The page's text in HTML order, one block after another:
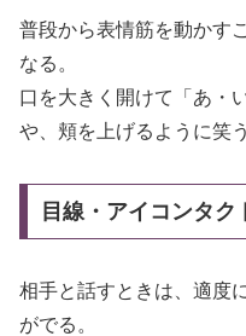
普段から表情筋を動かす
なる。
口を大きく開けて「あ・
や、頬を上げるように笑
目線・アイコンタク
相手と話すときは、適度
がでる。